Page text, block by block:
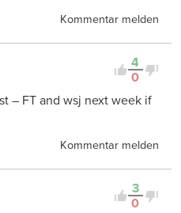
Kommentar melden
4
0
– FT and wsj next week if
Kommentar melden
3
0